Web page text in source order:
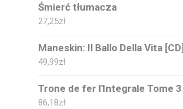
Śmierć tłumacza
27,25zł
Maneskin: Il Ballo Della Vita [CD]
49,99zł
Trone de fer l'Integrale Tome 3
86,18zł